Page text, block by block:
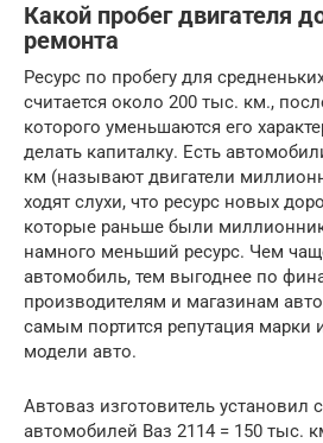
Какой пробег двигателя
ремонта
Ресурс по пробегу для
считается около 200 тыс. км.,
которого уменьшаются его
делать капиталку. Есть
км (называют двигатели
ходят слухи, что ресурс новых
которые раньше были
намного меньший ресурс. Чем
автомобиль, тем выгоднее по
производителям и магазинам
самым портится репутация марки
модели авто.
Автоваз изготовитель установил
автомобилей Ваз 2114 = 150 тыс.